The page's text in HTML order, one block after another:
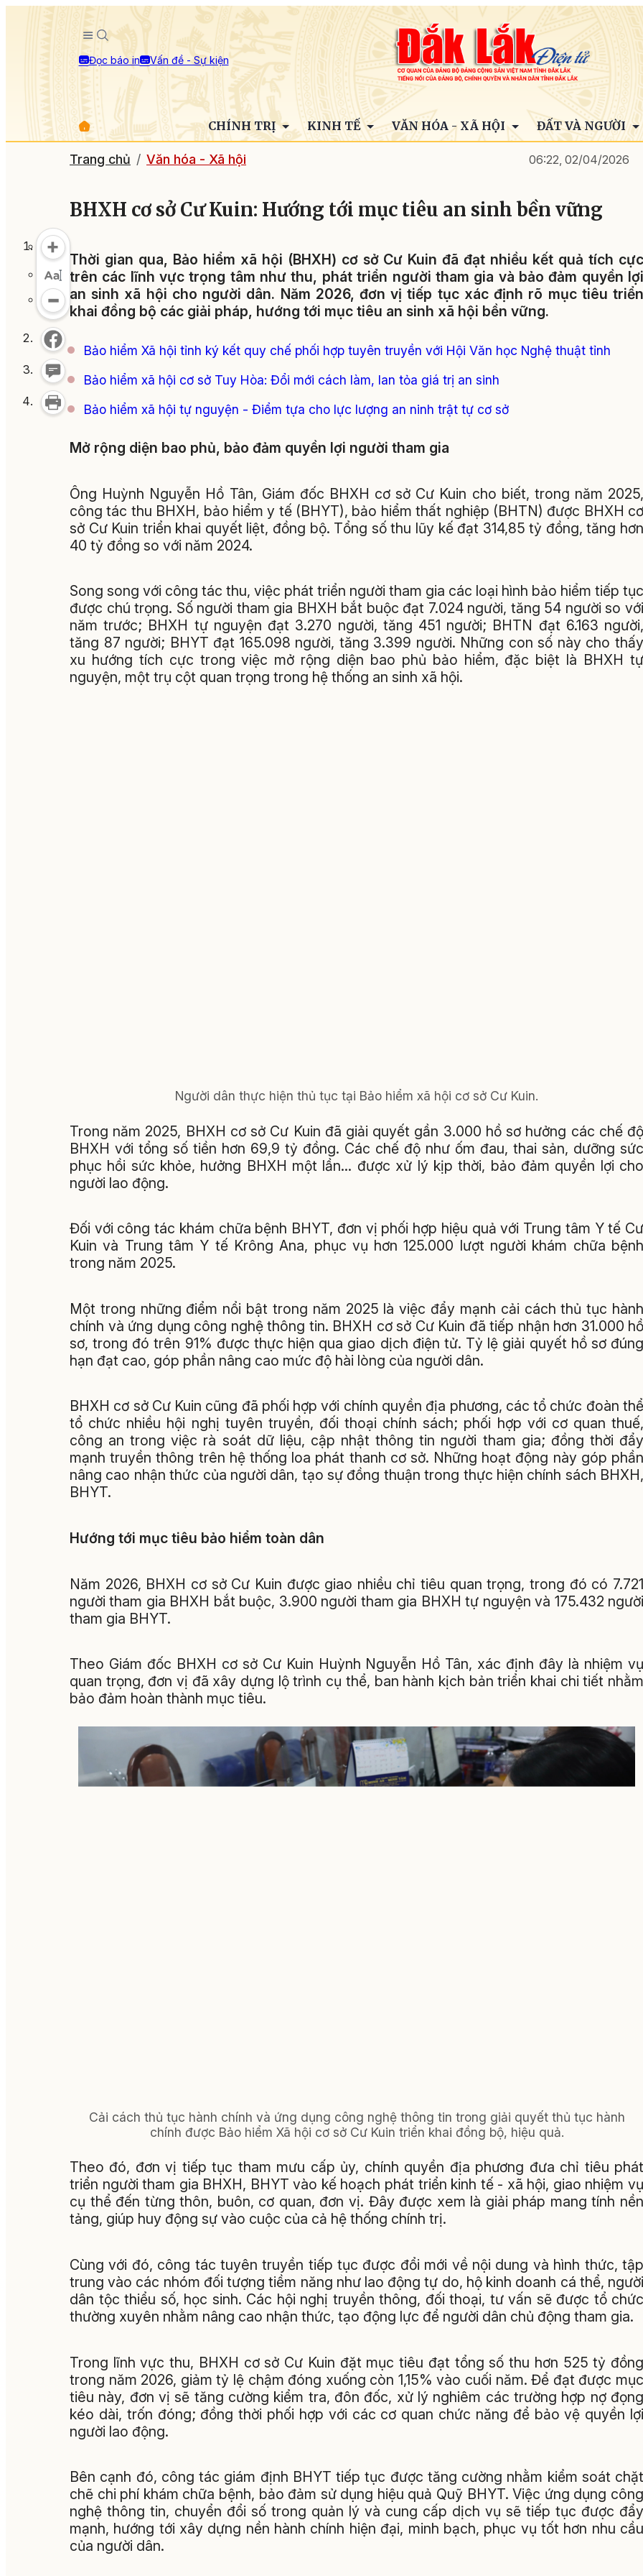
Đọc báo in Vấn đề - Sự kiện
CHÍNH TRỊ KINH TẾ VĂN HÓA - XÃ HỘI ĐẤT VÀ NGƯỜI
Trang chủ Văn hóa - Xã hội 06:22, 02/04/2026
BHXH cơ sở Cư Kuin: Hướng tới mục tiêu an sinh bền vững
Thời gian qua, Bảo hiểm xã hội (BHXH) cơ sở Cư Kuin đã đạt nhiều kết quả tích cực
trên các lĩnh vực trọng tâm như thu, phát triển người tham gia và bảo đảm quyền lợi
an sinh xã hội cho người dân. Năm 2026, đơn vị tiếp tục xác định rõ mục tiêu triển
khai đồng bộ các giải pháp, hướng tới mục tiêu an sinh xã hội bền vững.
Bảo hiểm Xã hội tỉnh ký kết quy chế phối hợp tuyên truyền với Hội Văn học Nghệ thuật tỉnh
Bảo hiểm xã hội cơ sở Tuy Hòa: Đổi mới cách làm, lan tỏa giá trị an sinh
Bảo hiểm xã hội tự nguyện - Điểm tựa cho lực lượng an ninh trật tự cơ sở
Mở rộng diện bao phủ, bảo đảm quyền lợi người tham gia
Ông Huỳnh Nguyễn Hồ Tân, Giám đốc BHXH cơ sở Cư Kuin cho biết, trong năm 2025,
công tác thu BHXH, bảo hiểm y tế (BHYT), bảo hiểm thất nghiệp (BHTN) được BHXH cơ
sở Cư Kuin triển khai quyết liệt, đồng bộ. Tổng số thu lũy kế đạt 314,85 tỷ đồng, tăng hơn
40 tỷ đồng so với năm 2024.
Song song với công tác thu, việc phát triển người tham gia các loại hình bảo hiểm tiếp tục
được chú trọng. Số người tham gia BHXH bắt buộc đạt 7.024 người, tăng 54 người so với
năm trước; BHXH tự nguyện đạt 3.270 người, tăng 451 người; BHTN đạt 6.163 người,
tăng 87 người; BHYT đạt 165.098 người, tăng 3.399 người. Những con số này cho thấy
xu hướng tích cực trong việc mở rộng diện bao phủ bảo hiểm, đặc biệt là BHXH tự
nguyện, một trụ cột quan trọng trong hệ thống an sinh xã hội.
Người dân thực hiện thủ tục tại Bảo hiểm xã hội cơ sở Cư Kuin.
Trong năm 2025, BHXH cơ sở Cư Kuin đã giải quyết gần 3.000 hồ sơ hưởng các chế độ
BHXH với tổng số tiền hơn 69,9 tỷ đồng. Các chế độ như ốm đau, thai sản, dưỡng sức
phục hồi sức khỏe, hưởng BHXH một lần… được xử lý kịp thời, bảo đảm quyền lợi cho
người lao động.
Đối với công tác khám chữa bệnh BHYT, đơn vị phối hợp hiệu quả với Trung tâm Y tế Cư
Kuin và Trung tâm Y tế Krông Ana, phục vụ hơn 125.000 lượt người khám chữa bệnh
trong năm 2025.
Một trong những điểm nổi bật trong năm 2025 là việc đẩy mạnh cải cách thủ tục hành
chính và ứng dụng công nghệ thông tin. BHXH cơ sở Cư Kuin đã tiếp nhận hơn 31.000 hồ
sơ, trong đó trên 91% được thực hiện qua giao dịch điện tử. Tỷ lệ giải quyết hồ sơ đúng
hạn đạt cao, góp phần nâng cao mức độ hài lòng của người dân.
BHXH cơ sở Cư Kuin cũng đã phối hợp với chính quyền địa phương, các tổ chức đoàn thể
tổ chức nhiều hội nghị tuyên truyền, đối thoại chính sách; phối hợp với cơ quan thuế,
công an trong việc rà soát dữ liệu, cập nhật thông tin người tham gia; đồng thời đẩy
mạnh truyền thông trên hệ thống loa phát thanh cơ sở. Những hoạt động này góp phần
nâng cao nhận thức của người dân, tạo sự đồng thuận trong thực hiện chính sách BHXH,
BHYT.
Hướng tới mục tiêu bảo hiểm toàn dân
Năm 2026, BHXH cơ sở Cư Kuin được giao nhiều chỉ tiêu quan trọng, trong đó có 7.721
người tham gia BHXH bắt buộc, 3.900 người tham gia BHXH tự nguyện và 175.432 người
tham gia BHYT.
Theo Giám đốc BHXH cơ sở Cư Kuin Huỳnh Nguyễn Hồ Tân, xác định đây là nhiệm vụ
quan trọng, đơn vị đã xây dựng lộ trình cụ thể, ban hành kịch bản triển khai chi tiết nhằm
bảo đảm hoàn thành mục tiêu.
Cải cách thủ tục hành chính và ứng dụng công nghệ thông tin trong giải quyết thủ tục hành
chính được Bảo hiểm Xã hội cơ sở Cư Kuin triển khai đồng bộ, hiệu quả.
Theo đó, đơn vị tiếp tục tham mưu cấp ủy, chính quyền địa phương đưa chỉ tiêu phát
triển người tham gia BHXH, BHYT vào kế hoạch phát triển kinh tế - xã hội, giao nhiệm vụ
cụ thể đến từng thôn, buôn, cơ quan, đơn vị. Đây được xem là giải pháp mang tính nền
tảng, giúp huy động sự vào cuộc của cả hệ thống chính trị.
Cùng với đó, công tác tuyên truyền tiếp tục được đổi mới về nội dung và hình thức, tập
trung vào các nhóm đối tượng tiềm năng như lao động tự do, hộ kinh doanh cá thể, người
dân tộc thiểu số, học sinh. Các hội nghị truyền thông, đối thoại, tư vấn sẽ được tổ chức
thường xuyên nhằm nâng cao nhận thức, tạo động lực để người dân chủ động tham gia.
Trong lĩnh vực thu, BHXH cơ sở Cư Kuin đặt mục tiêu đạt tổng số thu hơn 525 tỷ đồng
trong năm 2026, giảm tỷ lệ chậm đóng xuống còn 1,15% vào cuối năm. Để đạt được mục
tiêu này, đơn vị sẽ tăng cường kiểm tra, đôn đốc, xử lý nghiêm các trường hợp nợ đọng
kéo dài, trốn đóng; đồng thời phối hợp với các cơ quan chức năng để bảo vệ quyền lợi
người lao động.
Bên cạnh đó, công tác giám định BHYT tiếp tục được tăng cường nhằm kiểm soát chặt
chẽ chi phí khám chữa bệnh, bảo đảm sử dụng hiệu quả Quỹ BHYT. Việc ứng dụng công
nghệ thông tin, chuyển đổi số trong quản lý và cung cấp dịch vụ sẽ tiếp tục được đẩy
mạnh, hướng tới xây dựng nền hành chính hiện đại, minh bạch, phục vụ tốt hơn nhu cầu
của người dân.